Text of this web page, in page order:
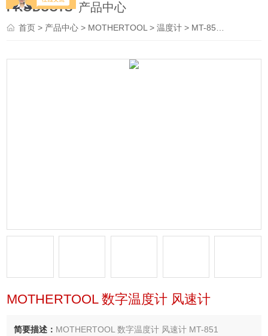
PRODUCTS 产品中心
首页> 产品中心 > MOTHERTOOL>温度计 > MT-851MOTHERTOOL 数字温度计 风速计
MOTHERTOOL 数字温度计 风速计
简要描述： MOTHERTOOL 数字温度计 风速计 MT-851